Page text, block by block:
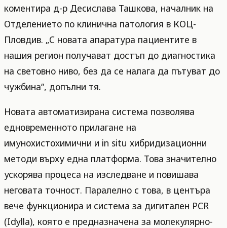
коментира д-р Десислава Ташкова, началник на
Отделението по клинична патология в КОЦ-
Пловдив. „С новата апаратура пациентите в
нашия регион получават достъп до диагностика
на световно ниво, без да се налага да пътуват до
чужбина“, допълни тя.
Новата автоматизирана система позволява
едновременното прилагане на
имунохистохимични и in situ хибридизационни
методи върху една платформа. Това значително
ускорява процеса на изследване и повишава
неговата точност. Паралелно с това, в центъра
вече функционира и система за дигитален PCR
(Idylla), която е предназначена за молекулярно-